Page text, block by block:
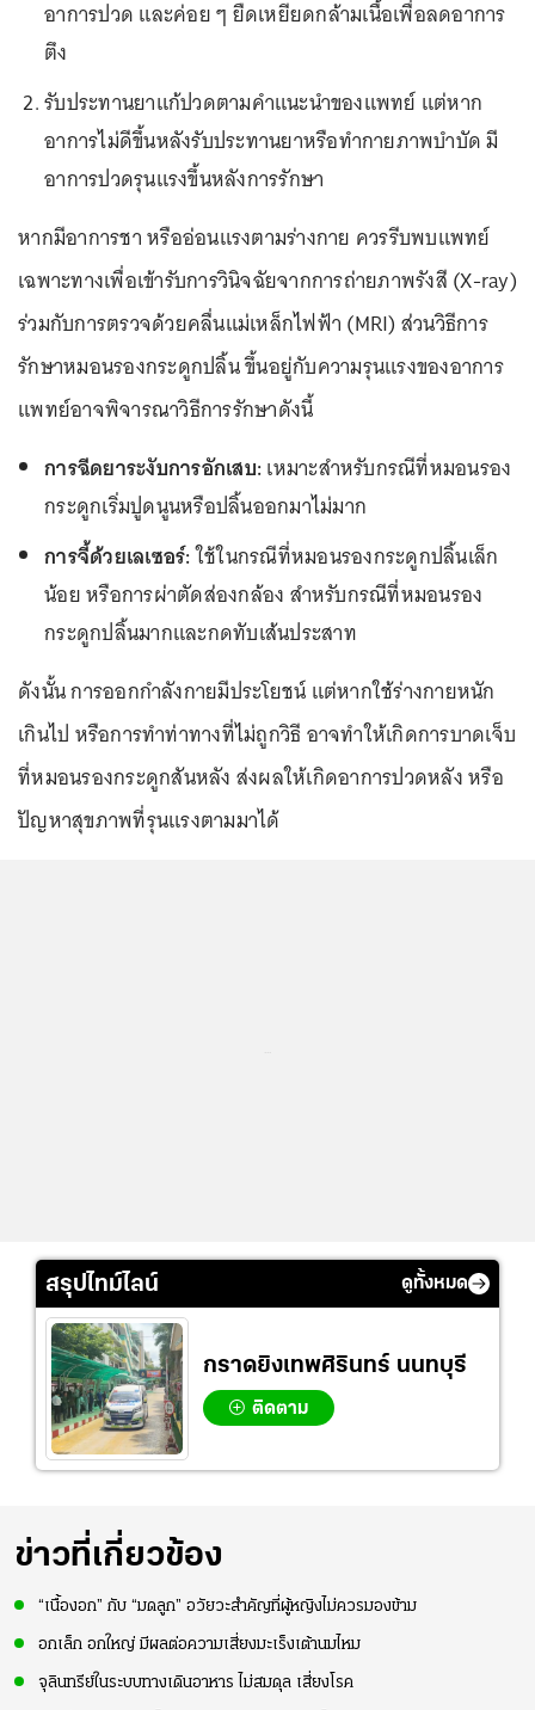
อาการปวด และค่อย ๆ ยืดเหยียดกล้ามเนื้อเพื่อลดอาการ
ตึง
รับประทานยาแก้ปวดตามคำแนะนำของแพทย์ แต่หาก
อาการไม่ดีขึ้นหลังรับประทานยาหรือทำกายภาพบำบัด มี
อาการปวดรุนแรงขึ้นหลังการรักษา
หากมีอาการชา หรืออ่อนแรงตามร่างกาย ควรรีบพบแพทย์
เฉพาะทางเพื่อเข้ารับการวินิจฉัยจากการถ่ายภาพรังสี (X-ray)
ร่วมกับการตรวจด้วยคลื่นแม่เหล็กไฟฟ้า (MRI) ส่วนวิธีการ
รักษาหมอนรองกระดูกปลิ้น ขึ้นอยู่กับความรุนแรงของอาการ
แพทย์อาจพิจารณาวิธีการรักษาดังนี้
การฉีดยาระงับการอักเสบ:เหมาะสำหรับกรณีที่หมอนรอง
กระดูกเริ่มปูดนูนหรือปลิ้นออกมาไม่มาก
การจี้ด้วยเลเซอร์:ใช้ในกรณีที่หมอนรองกระดูกปลิ้นเล็ก
น้อย หรือการผ่าตัดส่องกล้อง สำหรับกรณีที่หมอนรอง
กระดูกปลิ้นมากและกดทับเส้นประสาท
ดังนั้น การออกกำลังกายมีประโยชน์ แต่หากใช้ร่างกายหนัก
เกินไป หรือการทำท่าทางที่ไม่ถูกวิธี อาจทำให้เกิดการบาดเจ็บ
ที่หมอนรองกระดูกสันหลัง ส่งผลให้เกิดอาการปวดหลัง หรือ
ปัญหาสุขภาพที่รุนแรงตามมาได้
สรุปไทม์ไลน์ ดูทั้งหมด
กราดยิงเทพศิรินทร์ นนทบุรี
ติดตาม
ข่าวที่เกี่ยวข้อง
“เนื้องอก” กับ “มดลูก” อวัยวะสำคัญที่ผู้หญิงไม่ควรมองข้าม
อกเล็ก อกใหญ่ มีผลต่อความเสี่ยงมะเร็งเต้านมไหม
จุลินทรีย์ในระบบทางเดินอาหาร ไม่สมดุล เสี่ยงโรค